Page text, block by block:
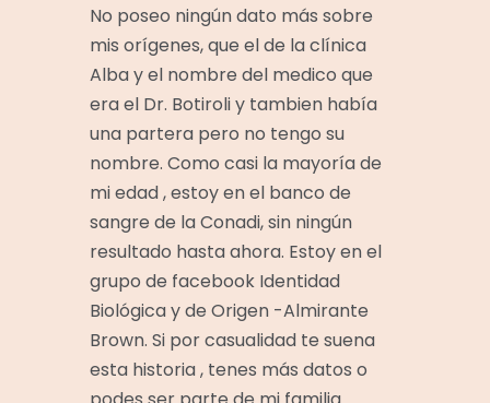
No poseo ningún dato más sobre
mis orígenes, que el de la clínica
Alba y el nombre del medico que
era el Dr. Botiroli y tambien había
una partera pero no tengo su
nombre. Como casi la mayoría de
mi edad , estoy en el banco de
sangre de la Conadi, sin ningún
resultado hasta ahora. Estoy en el
grupo de facebook Identidad
Biológica y de Origen -Almirante
Brown. Si por casualidad te suena
esta historia , tenes más datos o